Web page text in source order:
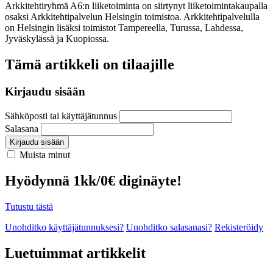
Arkkitehtiryhmä A6:n liiketoiminta on siirtynyt liiketoimintakaupalla
osaksi Arkkitehtipalvelun Helsingin toimistoa. Arkkitehtipalvelulla
on Helsingin lisäksi toimistot Tampereella, Turussa, Lahdessa,
Jyväskylässä ja Kuopiossa.
Tämä artikkeli on tilaajille
Kirjaudu sisään
Sähköposti tai käyttäjätunnus
Salasana
Kirjaudu sisään
Muista minut
Hyödynnä 1kk/0€ diginäyte!
Tutustu tästä
Unohditko käyttäjätunnuksesi? Unohditko salasanasi? Rekisteröidy
Luetuimmat artikkelit